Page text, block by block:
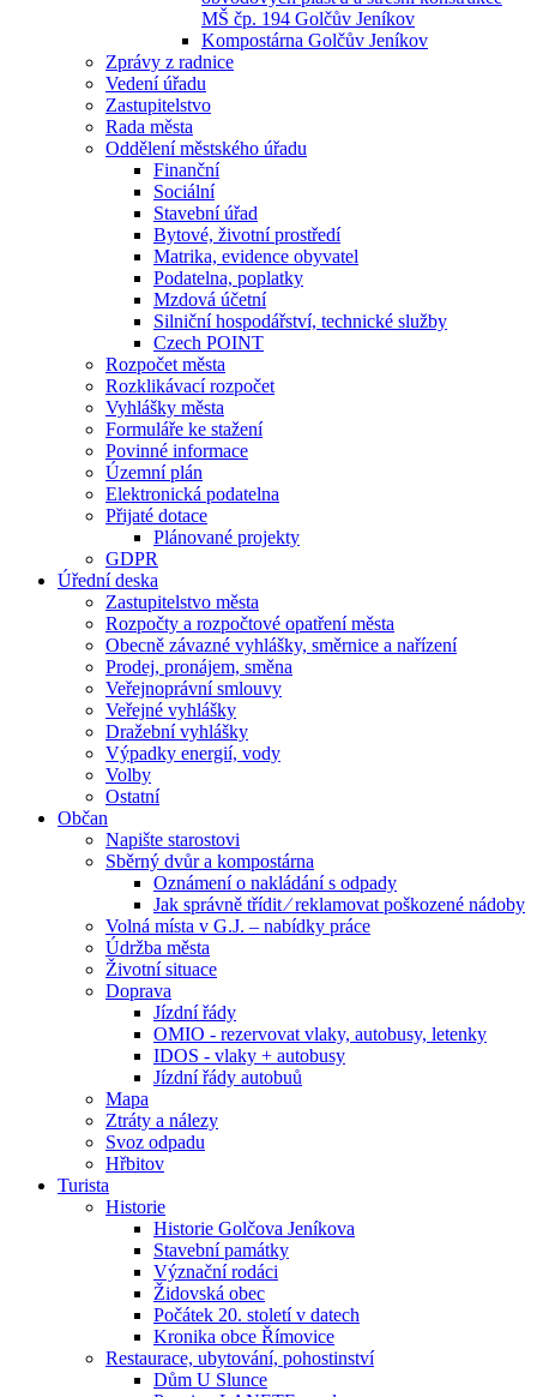
MŠ čp. 194 Golčův Jeníkov
Kompostárna Golčův Jeníkov
Zprávy z radnice
Vedení úřadu
Zastupitelstvo
Rada města
Oddělení městského úřadu
Finanční
Sociální
Stavební úřad
Bytové, životní prostředí
Matrika, evidence obyvatel
Podatelna, poplatky
Mzdová účetní
Silniční hospodářství, technické služby
Czech POINT
Rozpočet města
Rozklikávací rozpočet
Vyhlášky města
Formuláře ke stažení
Povinné informace
Územní plán
Elektronická podatelna
Přijaté dotace
Plánované projekty
GDPR
Úřední deska
Zastupitelstvo města
Rozpočty a rozpočtové opatření města
Obecně závazné vyhlášky, směrnice a nařízení
Prodej, pronájem, směna
Veřejnoprávní smlouvy
Veřejné vyhlášky
Dražební vyhlášky
Výpadky energií, vody
Volby
Ostatní
Občan
Napište starostovi
Sběrný dvůr a kompostárna
Oznámení o nakládání s odpady
Jak správně třídit ⁄ reklamovat poškozené nádoby
Volná místa v G.J. – nabídky práce
Údržba města
Životní situace
Doprava
Jízdní řády
OMIO - rezervovat vlaky, autobusy, letenky
IDOS - vlaky + autobusy
Jízdní řády autobuů
Mapa
Ztráty a nálezy
Svoz odpadu
Hřbitov
Turista
Historie
Historie Golčova Jeníkova
Stavební památky
Význační rodáci
Židovská obec
Počátek 20. století v datech
Kronika obce Římovice
Restaurace, ubytování, pohostinství
Dům U Slunce